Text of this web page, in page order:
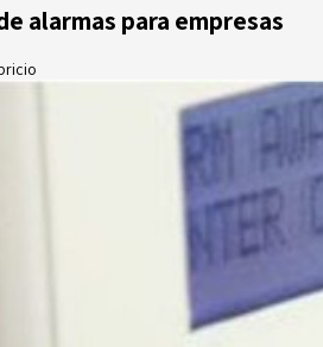
alarmas para empresas